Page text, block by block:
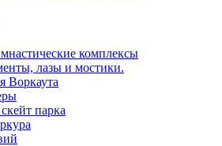
комплексы
лазы и мостики.
Воркаута
парка